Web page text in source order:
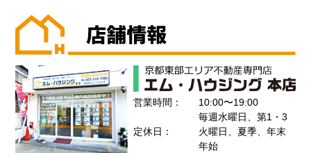
営業時間： 10:00〜19:00
定休日：
毎週水曜日、第1・3
火曜日、夏季、年末
年始